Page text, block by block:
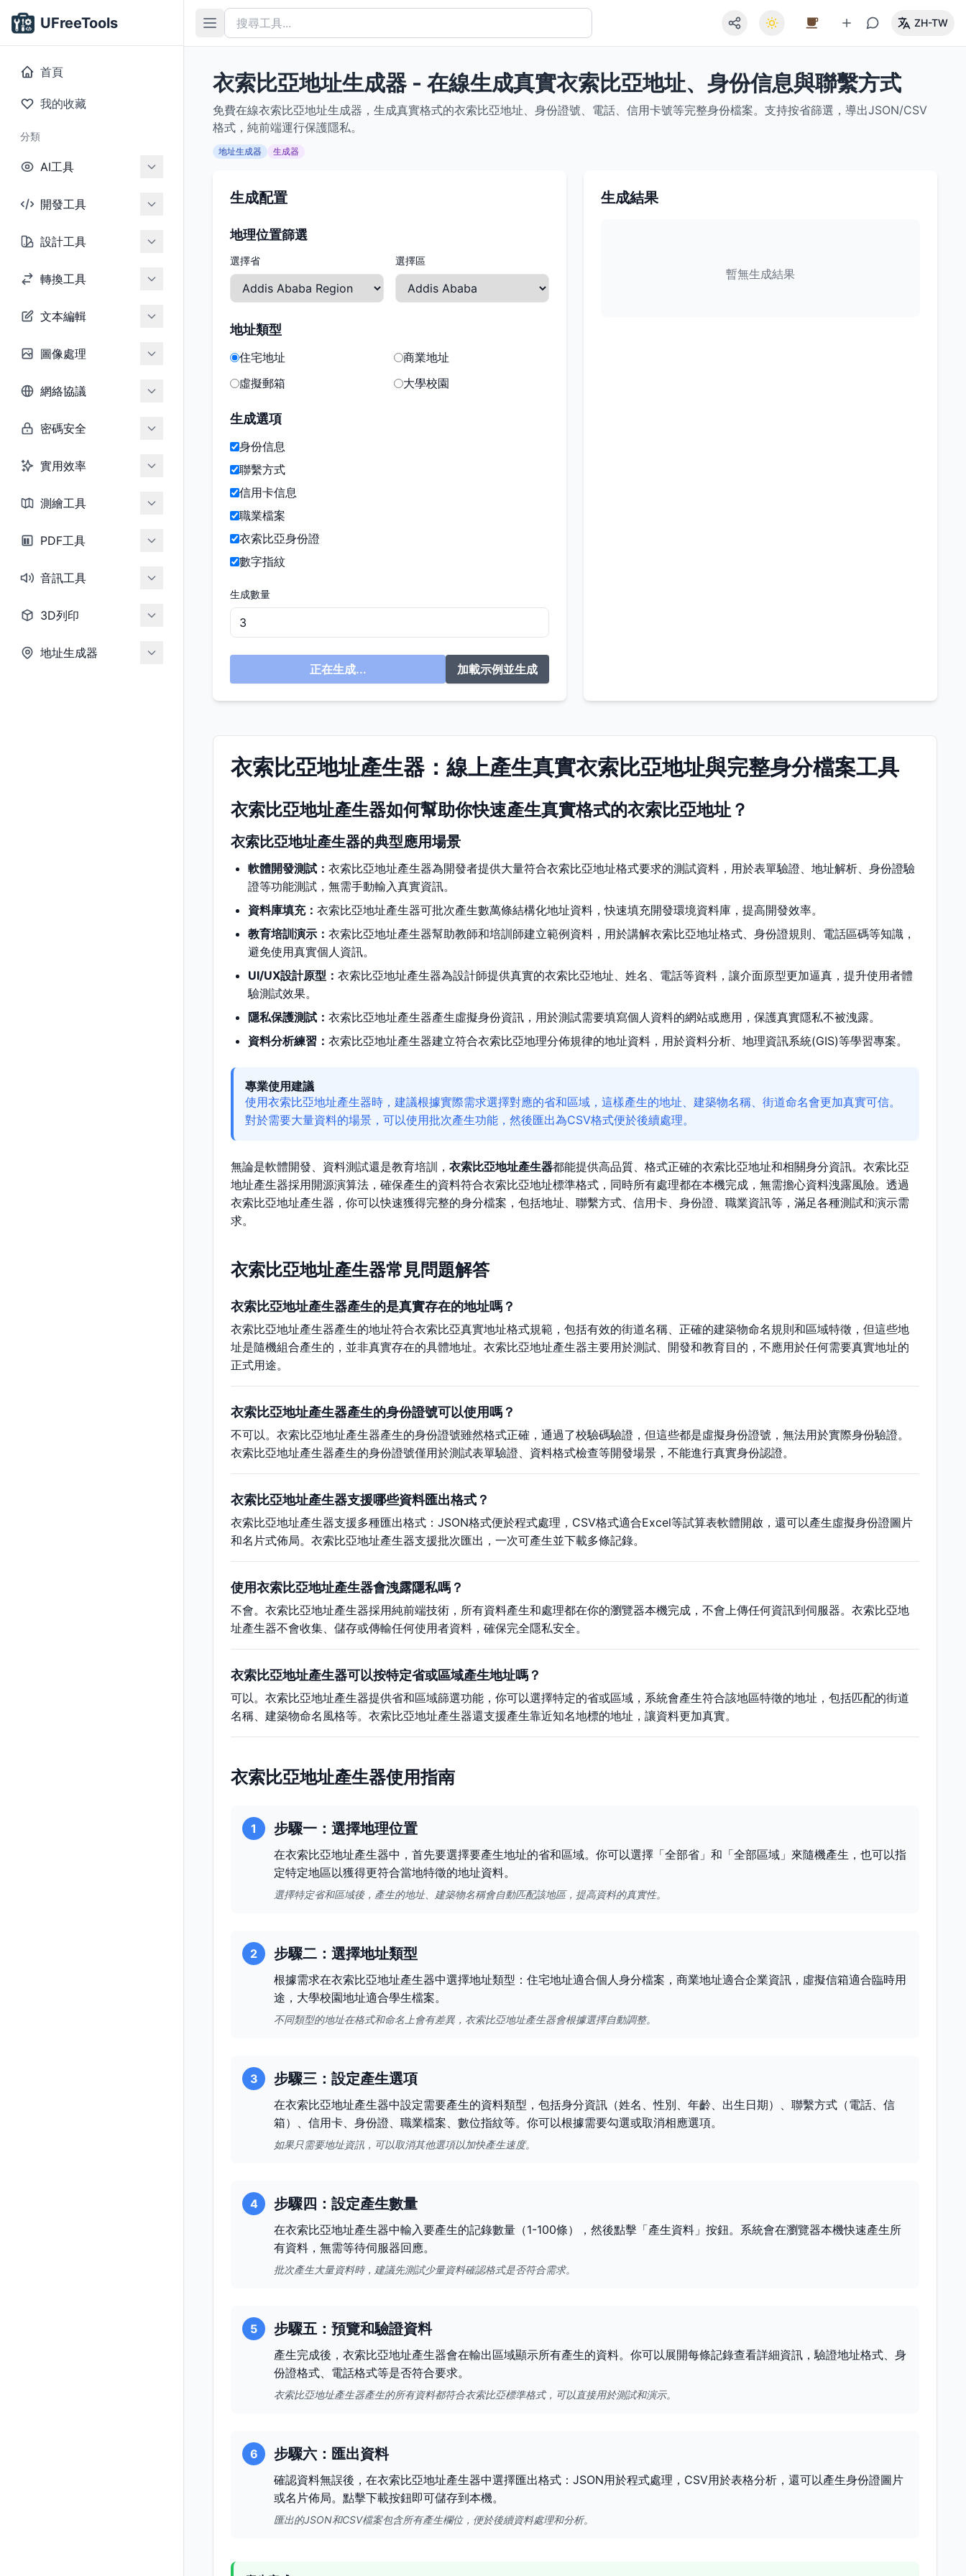
UFreeTools
首頁
我的收藏
分類
AI工具
開發工具
設計工具
轉換工具
文本編輯
圖像處理
網絡協議
密碼安全
實用效率
測繪工具
PDF工具
音訊工具
3D列印
地址生成器
ZH-TW
衣索比亞地址生成器 - 在線生成真實衣索比亞地址、身份信息與聯繫方式
免費在線衣索比亞地址生成器，生成真實格式的衣索比亞地址、身份證號、電話、信用卡號等完整身份檔案。支持按省篩選，導出JSON/CSV
格式，純前端運行保護隱私。
地址生成器 生成器
生成配置
地理位置篩選
選擇省 選擇區
地址類型
住宅地址
商業地址
虛擬郵箱
大學校園
生成選項
身份信息
聯繫方式
信用卡信息
職業檔案
衣索比亞身份證
數字指紋
生成數量
正在生成... 加載示例並生成
生成結果
暫無生成結果
衣索比亞地址產生器：線上產生真實衣索比亞地址與完整身分檔案工具
衣索比亞地址產生器如何幫助你快速產生真實格式的衣索比亞地址？
衣索比亞地址產生器的典型應用場景
軟體開發測試： 衣索比亞地址產生器為開發者提供大量符合衣索比亞地址格式要求的測試資料，用於表單驗證、地址解析、身份證驗
證等功能測試，無需手動輸入真實資訊。
資料庫填充： 衣索比亞地址產生器可批次產生數萬條結構化地址資料，快速填充開發環境資料庫，提高開發效率。
教育培訓演示： 衣索比亞地址產生器幫助教師和培訓師建立範例資料，用於講解衣索比亞地址格式、身份證規則、電話區碼等知識，
避免使用真實個人資訊。
UI/UX設計原型： 衣索比亞地址產生器為設計師提供真實的衣索比亞地址、姓名、電話等資料，讓介面原型更加逼真，提升使用者體
驗測試效果。
隱私保護測試： 衣索比亞地址產生器產生虛擬身份資訊，用於測試需要填寫個人資料的網站或應用，保護真實隱私不被洩露。
資料分析練習： 衣索比亞地址產生器建立符合衣索比亞地理分佈規律的地址資料，用於資料分析、地理資訊系統(GIS)等學習專案。
專業使用建議
使用衣索比亞地址產生器時，建議根據實際需求選擇對應的省和區域，這樣產生的地址、建築物名稱、街道命名會更加真實可信。
對於需要大量資料的場景，可以使用批次產生功能，然後匯出為CSV格式便於後續處理。
無論是軟體開發、資料測試還是教育培訓， 衣索比亞地址產生器都能提供高品質、格式正確的衣索比亞地址和相關身分資訊。衣索比亞
地址產生器採用開源演算法，確保產生的資料符合衣索比亞地址標準格式，同時所有處理都在本機完成，無需擔心資料洩露風險。透過
衣索比亞地址產生器，你可以快速獲得完整的身分檔案，包括地址、聯繫方式、信用卡、身份證、職業資訊等，滿足各種測試和演示需
求。
衣索比亞地址產生器常見問題解答
衣索比亞地址產生器產生的是真實存在的地址嗎？
衣索比亞地址產生器產生的地址符合衣索比亞真實地址格式規範，包括有效的街道名稱、正確的建築物命名規則和區域特徵，但這些地
址是隨機組合產生的，並非真實存在的具體地址。衣索比亞地址產生器主要用於測試、開發和教育目的，不應用於任何需要真實地址的
正式用途。
衣索比亞地址產生器產生的身份證號可以使用嗎？
不可以。衣索比亞地址產生器產生的身份證號雖然格式正確，通過了校驗碼驗證，但這些都是虛擬身份證號，無法用於實際身份驗證。
衣索比亞地址產生器產生的身份證號僅用於測試表單驗證、資料格式檢查等開發場景，不能進行真實身份認證。
衣索比亞地址產生器支援哪些資料匯出格式？
衣索比亞地址產生器支援多種匯出格式：JSON格式便於程式處理，CSV格式適合Excel等試算表軟體開啟，還可以產生虛擬身份證圖片
和名片式佈局。衣索比亞地址產生器支援批次匯出，一次可產生並下載多條記錄。
使用衣索比亞地址產生器會洩露隱私嗎？
不會。衣索比亞地址產生器採用純前端技術，所有資料產生和處理都在你的瀏覽器本機完成，不會上傳任何資訊到伺服器。衣索比亞地
址產生器不會收集、儲存或傳輸任何使用者資料，確保完全隱私安全。
衣索比亞地址產生器可以按特定省或區域產生地址嗎？
可以。衣索比亞地址產生器提供省和區域篩選功能，你可以選擇特定的省或區域，系統會產生符合該地區特徵的地址，包括匹配的街道
名稱、建築物命名風格等。衣索比亞地址產生器還支援產生靠近知名地標的地址，讓資料更加真實。
衣索比亞地址產生器使用指南
1 步驟一：選擇地理位置
在衣索比亞地址產生器中，首先要選擇要產生地址的省和區域。你可以選擇「全部省」和「全部區域」來隨機產生，也可以指
定特定地區以獲得更符合當地特徵的地址資料。
選擇特定省和區域後，產生的地址、建築物名稱會自動匹配該地區，提高資料的真實性。
2 步驟二：選擇地址類型
根據需求在衣索比亞地址產生器中選擇地址類型：住宅地址適合個人身分檔案，商業地址適合企業資訊，虛擬信箱適合臨時用
途，大學校園地址適合學生檔案。
不同類型的地址在格式和命名上會有差異，衣索比亞地址產生器會根據選擇自動調整。
3 步驟三：設定產生選項
在衣索比亞地址產生器中設定需要產生的資料類型，包括身分資訊（姓名、性別、年齡、出生日期）、聯繫方式（電話、信
箱）、信用卡、身份證、職業檔案、數位指紋等。你可以根據需要勾選或取消相應選項。
如果只需要地址資訊，可以取消其他選項以加快產生速度。
4 步驟四：設定產生數量
在衣索比亞地址產生器中輸入要產生的記錄數量（1-100條），然後點擊「產生資料」按鈕。系統會在瀏覽器本機快速產生所
有資料，無需等待伺服器回應。
批次產生大量資料時，建議先測試少量資料確認格式是否符合需求。
5 步驟五：預覽和驗證資料
產生完成後，衣索比亞地址產生器會在輸出區域顯示所有產生的資料。你可以展開每條記錄查看詳細資訊，驗證地址格式、身
份證格式、電話格式等是否符合要求。
衣索比亞地址產生器產生的所有資料都符合衣索比亞標準格式，可以直接用於測試和演示。
6 步驟六：匯出資料
確認資料無誤後，在衣索比亞地址產生器中選擇匯出格式：JSON用於程式處理，CSV用於表格分析，還可以產生身份證圖片
或名片佈局。點擊下載按鈕即可儲存到本機。
匯出的JSON和CSV檔案包含所有產生欄位，便於後續資料處理和分析。